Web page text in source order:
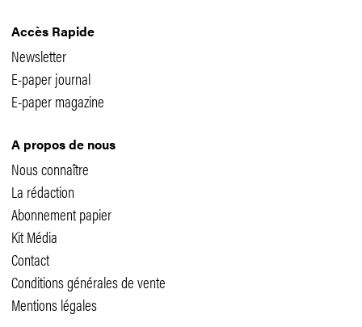
Accès Rapide
Newsletter
E-paper journal
E-paper magazine
A propos de nous
Nous connaître
La rédaction
Abonnement papier
Kit Média
Contact
Conditions générales de vente
Mentions légales